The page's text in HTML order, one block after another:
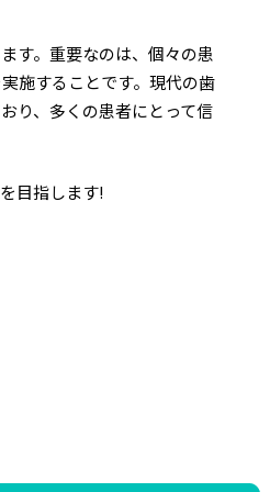
す。重要なのは、個々の患
施することです。現代の歯
り、多くの患者にとって信
目指します!